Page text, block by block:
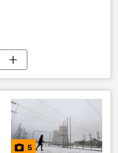
5